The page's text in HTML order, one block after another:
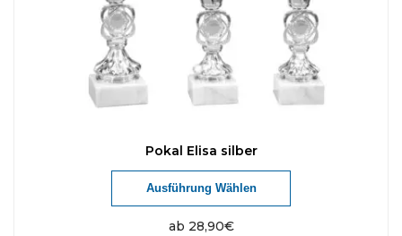
Pokal Elisa silber
ab 28,90€
Ausführung Wählen